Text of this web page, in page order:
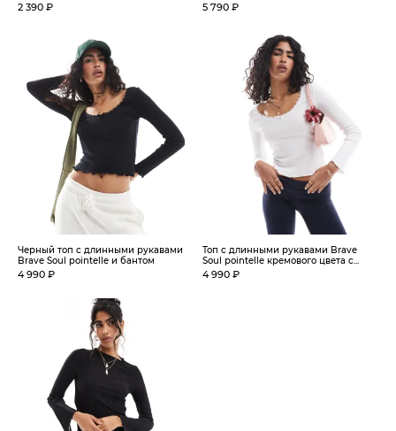
2 390 ₽ 5 790 ₽
Черный топ с длинными рукавами
Brave Soul pointelle и бантом
4 990 ₽
Топ с длинными рукавами Brave
Soul pointelle кремового цвета с...
4 990 ₽